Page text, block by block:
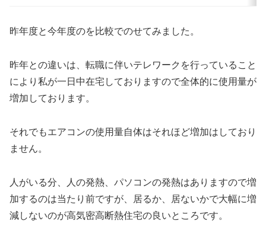
昨年度と今年度のを比較でのせてみました。
昨年との違いは、転職に伴いテレワークを行っていること
により私が一日中在宅しておりますので全体的に使用量が
増加しております。
それでもエアコンの使用量自体はそれほど増加はしており
ません。
人がいる分、人の発熱、パソコンの発熱はありますので増
加するのは当たり前ですが、居るか、居ないかで大幅に増
減しないのが高気密高断熱住宅の良いところです。